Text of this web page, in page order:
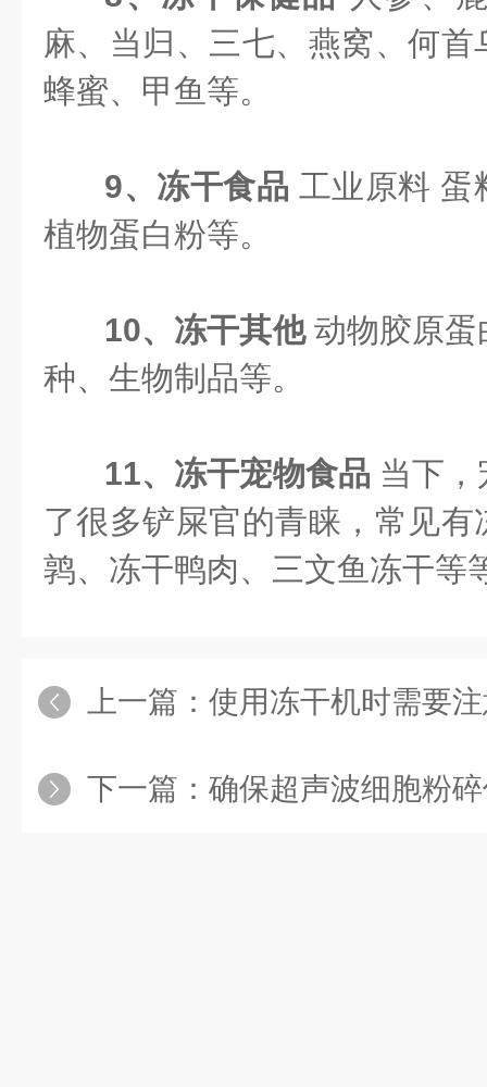
麻、当归、三七、燕窝、何
蜂蜜、甲鱼等。
9、冻干食品 工业原料 蛋
植物蛋白粉等。
10、冻干其他 动物胶原
种、生物制品等。
11、冻干宠物食品 当下
了很多铲屎官的青睐，常见
鹑、冻干鸭肉、三文鱼冻干等
上一篇： 使用冻干机时需要
下一篇： 确保超声波细胞粉碎仪